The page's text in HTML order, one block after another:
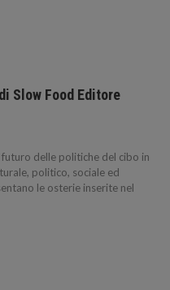
Slow Food Editore
delle politiche del cibo in
politico, sociale ed
le osterie inserite nel